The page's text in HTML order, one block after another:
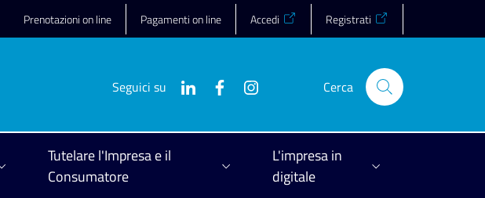
Prenotazioni on line Pagamenti on line Accedi Registrati
Seguici su Cerca
Tutelare l'Impresa e il
Consumatore
L'impresa in
digitale